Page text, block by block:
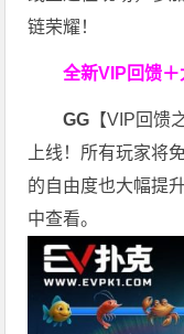
链荣耀！
全新VIP回馈
GG 【VIP回馈
上线！所有玩家将
的自由度也大幅提
中查看。